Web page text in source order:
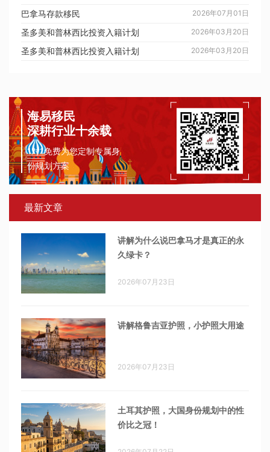
2026年07月01日
巴拿马存款移民
2026年03月20日
圣多美和普林西比投资入籍计划
2026年03月20日
圣多美和普林西比投资入籍计划
海易移民
深耕行业十余载
1对1免费为您定制专属身
份规划方案
最新文章
讲解为什么说巴拿马才是真正的永
久绿卡？
2026年07月23日
讲解格鲁吉亚护照，小护照大用途
2026年07月23日
土耳其护照，大国身份规划中的性
价比之冠！